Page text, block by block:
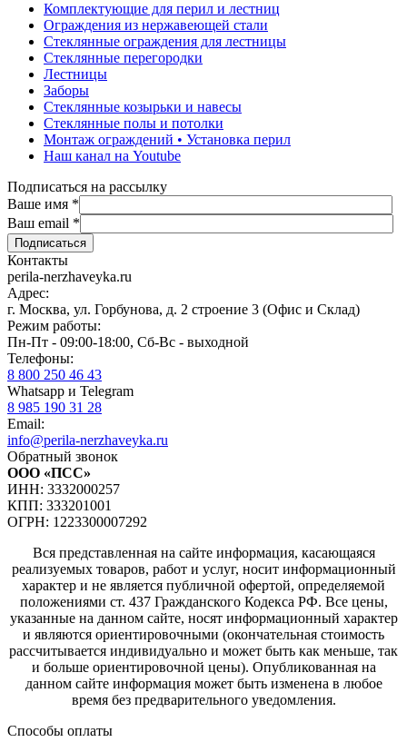
Комплектующие для перил и лестниц
Ограждения из нержавеющей стали
Стеклянные ограждения для лестницы
Стеклянные перегородки
Лестницы
Заборы
Стеклянные козырьки и навесы
Стеклянные полы и потолки
Монтаж ограждений • Установка перил
Наш канал на Youtube
Подписаться на рассылку
Ваше имя *
Ваш email *
Контакты
perila-nerzhaveyka.ru
Адрес:
г. Москва, ул. Горбунова, д. 2 строение 3 (Офис и Склад)
Режим работы:
Пн-Пт - 09:00-18:00, Сб-Вс - выходной
Телефоны:
8 800 250 46 43
Whatsapp и Telegram
8 985 190 31 28
Email:
info@perila-nerzhaveyka.ru
Обратный звонок
ООО «ПСС»
ИНН: 3332000257
КПП: 333201001
ОГРН: 1223300007292
Вся представленная на сайте информация, касающаяся
реализуемых товаров, работ и услуг, носит информационный
характер и не является публичной офертой, определяемой
положениями ст. 437 Гражданского Кодекса РФ. Все цены,
указанные на данном сайте, носят информационный характер
и являются ориентировочными (окончательная стоимость
рассчитывается индивидуально и может быть как меньше, так
и больше ориентировочной цены). Опубликованная на
данном сайте информация может быть изменена в любое
время без предварительного уведомления.
Способы оплаты